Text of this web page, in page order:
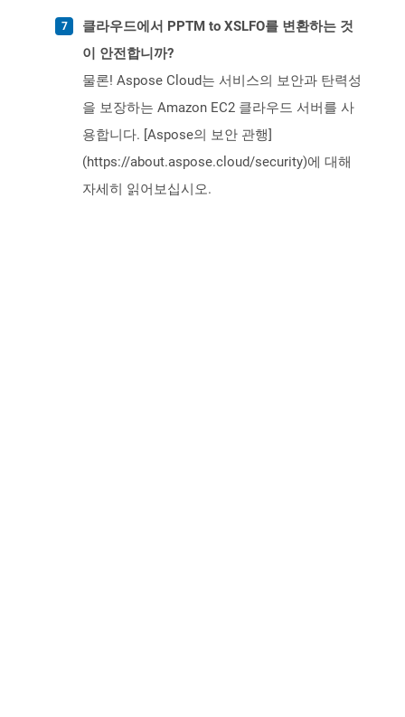
클라우드에서 PPTM to XSLFO를 변환하는 것
이 안전합니까?
물론! Aspose Cloud는 서비스의 보안과 탄력성
을 보장하는 Amazon EC2 클라우드 서버를 사
용합니다. [Aspose의 보안 관행]
(https://about.aspose.cloud/security)에 대해
자세히 읽어보십시오.